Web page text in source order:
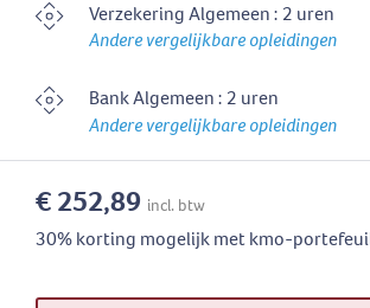
Verzekering Algemeen : 2 uren
Andere vergelijkbare opleidingen
Bank Algemeen : 2 uren
Andere vergelijkbare opleidingen
€ 252,89 incl. btw
30% korting mogelijk met kmo-